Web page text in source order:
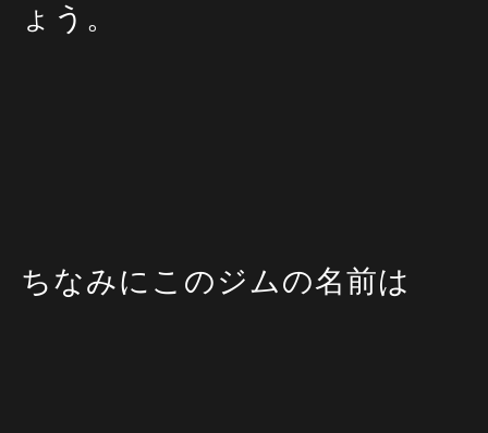
ょう。
ちなみにこのジムの名前は